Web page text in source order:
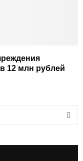
12 млн рублей